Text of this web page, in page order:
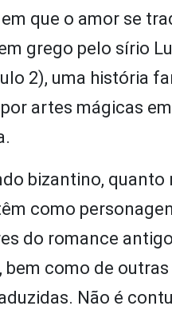
que o amor se
grego pelo sírio
2), uma história
artes mágicas
bizantino, quanto
como
do romance
, bem como de
Não é